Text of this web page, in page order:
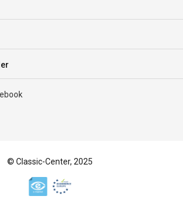
© Classic-Center, 2025